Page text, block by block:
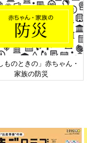
来小児科学会リーフレッ
ト検討会